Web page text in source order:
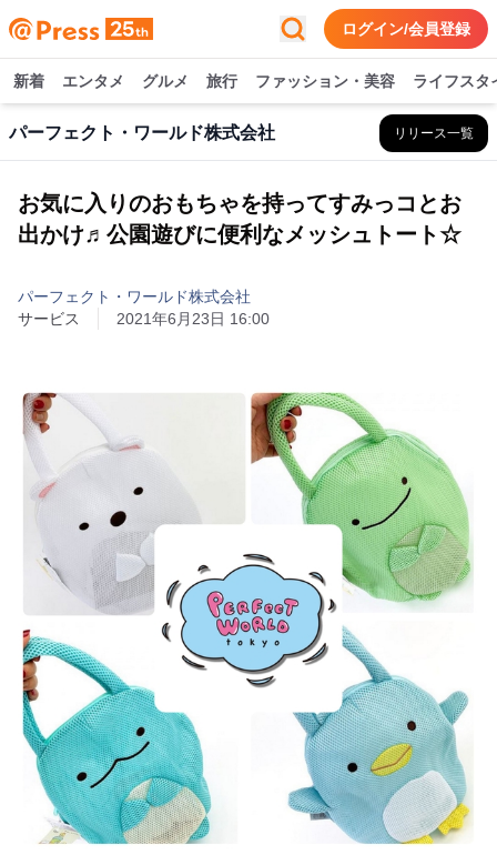
ログイン/会員登録
新着 エンタメ グルメ 旅行 ファッション・美容 ライフスタ
パーフェクト・ワールド株式会社 リリース一覧
お気に入りのおもちゃを持ってすみっコとお
出かけ♬公園遊びに便利なメッシュトート☆
パーフェクト・ワールド株式会社
サービス
2021年6月23日 16:00